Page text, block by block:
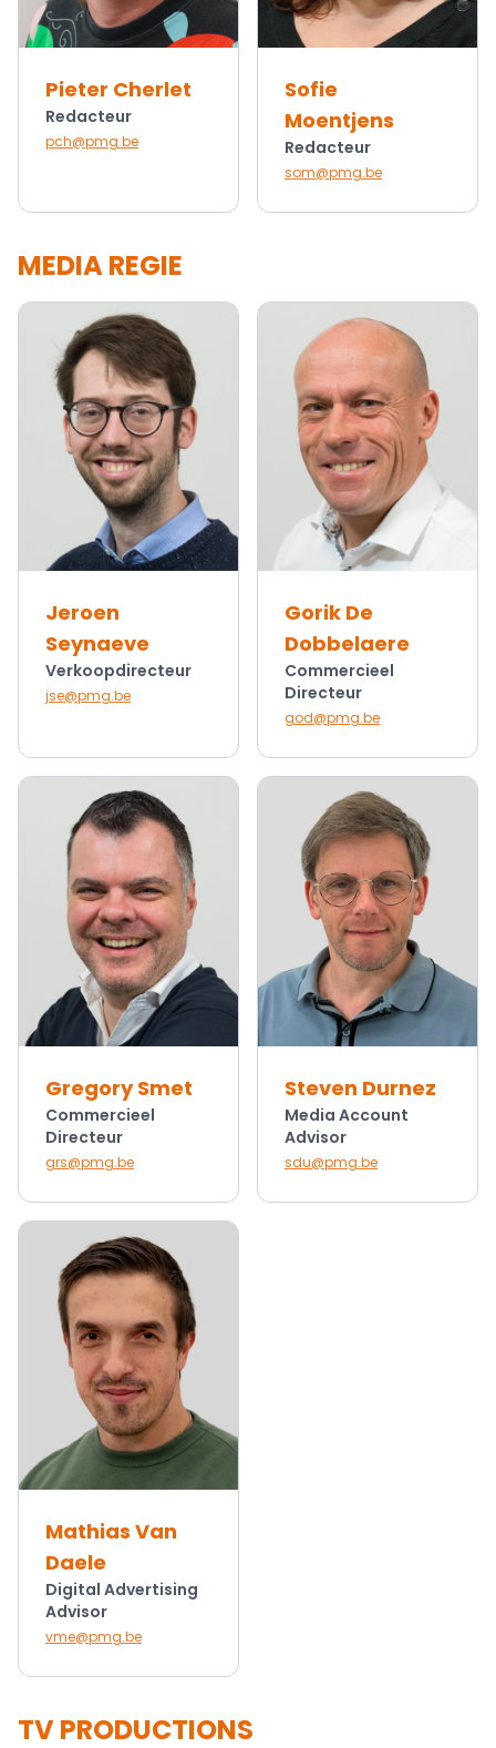
Pieter Cherlet
Redacteur
pch@pmg.be
Sofie
Moentjens
Redacteur
som@pmg.be
MEDIA REGIE
Jeroen
Seynaeve
Verkoopdirecteur
jse@pmg.be
Gorik De
Dobbelaere
Commercieel
Directeur
god@pmg.be
Gregory Smet
Commercieel
Directeur
grs@pmg.be
Steven Durnez
Media Account
Advisor
sdu@pmg.be
Mathias Van
Daele
Digital Advertising
Advisor
vme@pmg.be
TV PRODUCTIONS